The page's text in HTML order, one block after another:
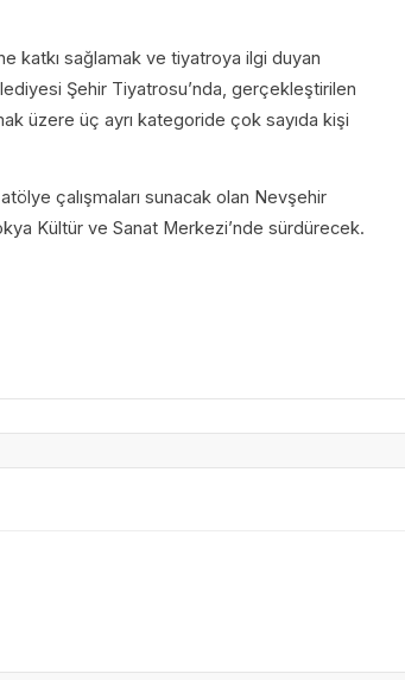
katkı sağlamak ve tiyatroya ilgi duyan
Şehir Tiyatrosu’nda, gerçekleştirilen
üzere üç ayrı kategoride çok sayıda kişi
çalışmaları sunacak olan Nevşehir
Kültür ve Sanat Merkezi’nde sürdürecek.